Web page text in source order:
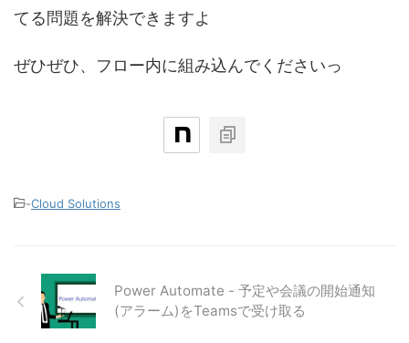
てる問題を解決できますよ
ぜひぜひ、フロー内に組み込んでくださいっ
-Cloud Solutions
Power Automate - 予定や会議の開始通知
(アラーム)をTeamsで受け取る